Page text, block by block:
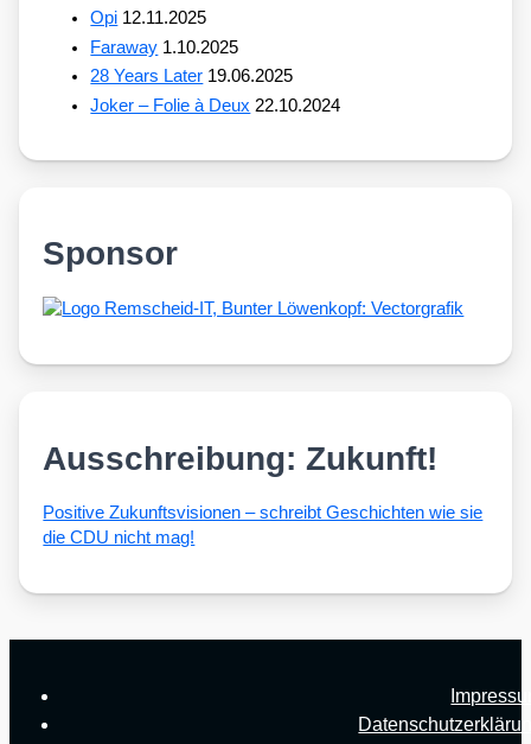
Opi 12.11.2025
Faraway 1.10.2025
28 Years Later 19.06.2025
Joker – Folie à Deux 22.10.2024
Sponsor
Ausschreibung: Zukunft!
Posi­ti­ve Zukunfts­vi­sio­nen – schreibt Geschich­ten wie sie
die CDU nicht mag!